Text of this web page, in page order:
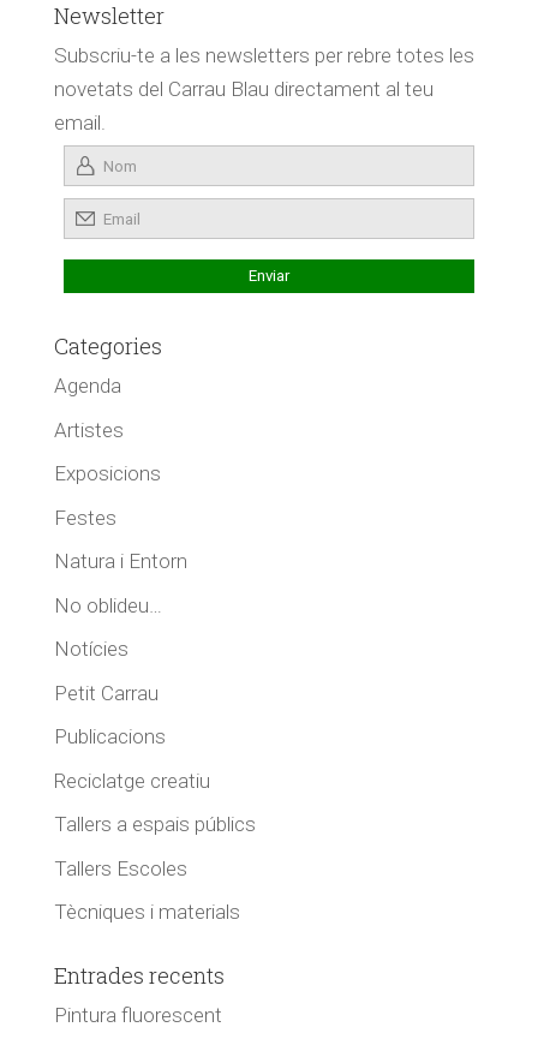
Newsletter
Subscriu-te a les newsletters per rebre totes les
novetats del Carrau Blau directament al teu
email.
Categories
Agenda
Artistes
Exposicions
Festes
Natura i Entorn
No oblideu…
Notícies
Petit Carrau
Publicacions
Reciclatge creatiu
Tallers a espais públics
Tallers Escoles
Tècniques i materials
Entrades recents
Pintura fluorescent